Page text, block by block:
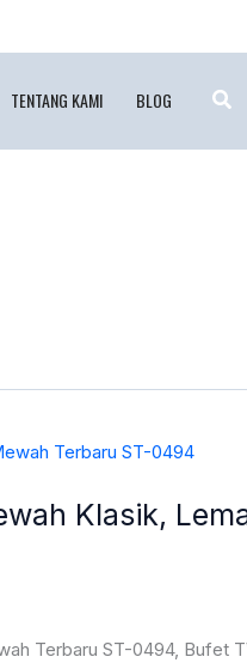
TENTANG KAMI BLOG
Klasik,
Terbaru ST-0494, Bufet